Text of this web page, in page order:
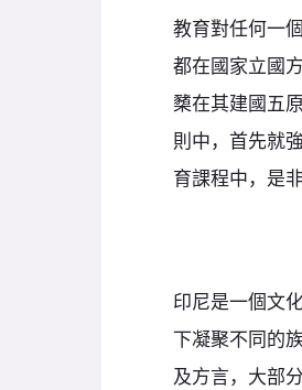
教育對任何一
都在國家立國
櫫在其建國五
則中，首先就
育課程中，是
印尼是一個文
下凝聚不同的
及方言，大部